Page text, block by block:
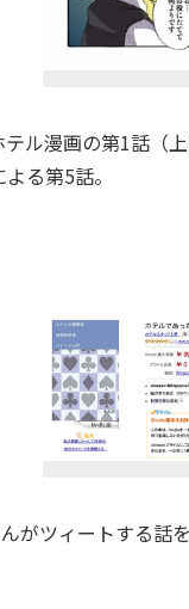
ル漫画の第1話（
る第5話。
がツィートする話